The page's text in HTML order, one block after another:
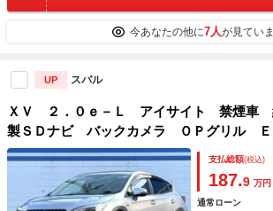
今あなたの他に7人が見てい
UP スバル
ＸＶ ２．０ｅ－Ｌ アイサイト 禁煙車
製ＳＤナビ バックカメラ ＯＰグリル
ー 純正１７インチアルミホイール ステア
ヘッドライト オートライト パドルシフ
エアコン
支払総額(税込)
187.9 万円
通常ローン